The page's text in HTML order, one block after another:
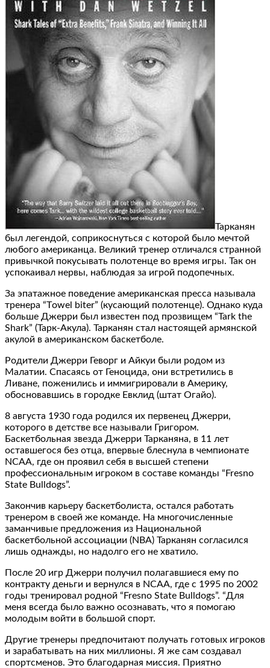
Тарканян
был легендой, соприкоснуться с которой было мечтой
любого американца. Великий тренер отличался странной
привычкой покусывать полотенце во время игры. Так он
успокаивал нервы, наблюдая за игрой подопечных.
За эпатажное поведение американская пресса называла
тренера “Тowel biter” (кусающий полотенце). Однако куда
больше Джерри был известен под прозвищем “Tark the
Shark” (Тарк-Акула). Тарканян стал настоящей армянской
акулой в американском баскетболе.
Родители Джерри Геворг и Айкуи были родом из
Малатии. Спасаясь от Геноцида, они встретились в
Ливане, поженились и иммигрировали в Америку,
обосновавшись в городке Евклид (штат Огайо).
8 августа 1930 года родился их первенец Джерри,
которого в детстве все называли Григором.
Баскетбольная звезда Джерри Тарканяна, в 11 лет
оставшегося без отца, впервые блеснула в чемпионате
NCAA, где он проявил себя в высшей степени
профессиональным игроком в составе команды “Fresno
State Bulldogs”.
Закончив карьеру баскетболиста, остался работать
тренером в своей же команде. На многочисленные
заманчивые предложения из Национальной
баскетбольной ассоциации (NBA) Тарканян согласился
лишь однажды, но надолго его не хватило.
После 20 игр Джерри получил полагавшиеся ему по
контракту деньги и вернулся в NCAA, где с 1995 по 2002
годы тренировал родной “Fresno State Bulldogs”. “Для
меня всегда было важно осознавать, что я помогаю
молодым войти в большой спорт.
Другие тренеры предпочитают получать готовых игроков
и зарабатывать на них миллионы. Я же сам создавал
спортсменов. Это благодарная миссия. Приятно